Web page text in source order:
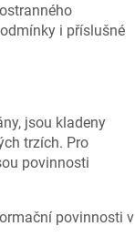
i příslušné
jsou kladeny
trzích. Pro
povinnosti
povinnosti v